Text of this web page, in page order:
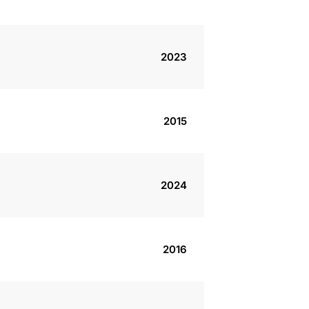
2023
2015
2024
2016